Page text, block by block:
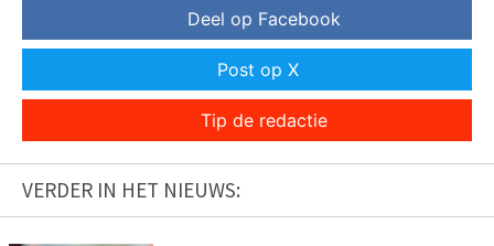
Deel op Facebook
Post op X
Tip de redactie
VERDER IN HET NIEUWS: